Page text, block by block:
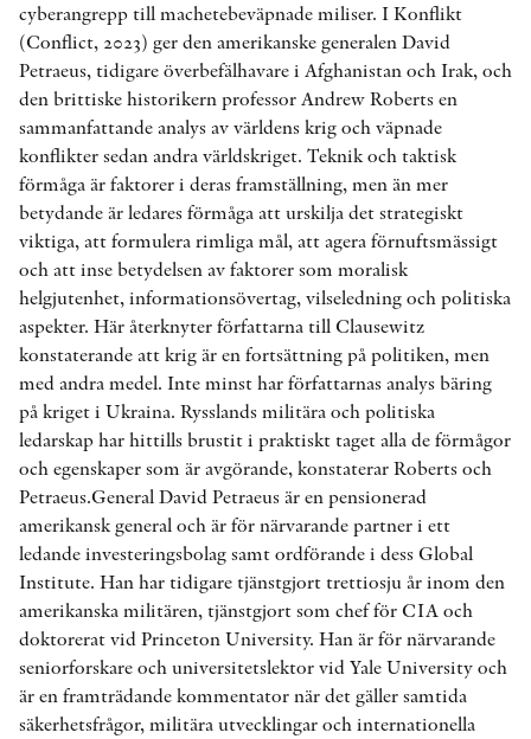
cyberangrepp till machetebeväpnade miliser. I Konflikt
(Conflict, 2023) ger den amerikanske generalen David
Petraeus, tidigare överbefälhavare i Afghanistan och Irak, och
den brittiske historikern professor Andrew Roberts en
sammanfattande analys av världens krig och väpnade
konflikter sedan andra världskriget. Teknik och taktisk
förmåga är faktorer i deras framställning, men än mer
betydande är ledares förmåga att urskilja det strategiskt
viktiga, att formulera rimliga mål, att agera förnuftsmässigt
och att inse betydelsen av faktorer som moralisk
helgjutenhet, informationsövertag, vilseledning och politiska
aspekter. Här återknyter författarna till Clausewitz
konstaterande att krig är en fortsättning på politiken, men
med andra medel. Inte minst har författarnas analys bäring
på kriget i Ukraina. Rysslands militära och politiska
ledarskap har hittills brustit i praktiskt taget alla de förmågor
och egenskaper som är avgörande, konstaterar Roberts och
Petraeus.General David Petraeus är en pensionerad
amerikansk general och är för närvarande partner i ett
ledande investeringsbolag samt ordförande i dess Global
Institute. Han har tidigare tjänstgjort trettiosju år inom den
amerikanska militären, tjänstgjort som chef för CIA och
doktorerat vid Princeton University. Han är för närvarande
seniorforskare och universitetslektor vid Yale University och
är en framträdande kommentator när det gäller samtida
säkerhetsfrågor, militära utvecklingar och internationella